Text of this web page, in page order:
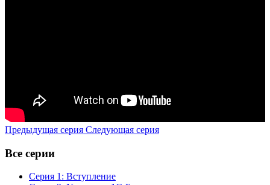
Предыдущая серия Следующая серия
Все серии
Серия 1: Вступление